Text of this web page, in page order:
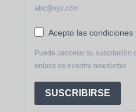
abc@xyz.com
Acepto las condiciones
Puede cancelar su suscripción
enlace de nuestra newsletter.
SUSCRIBIRSE